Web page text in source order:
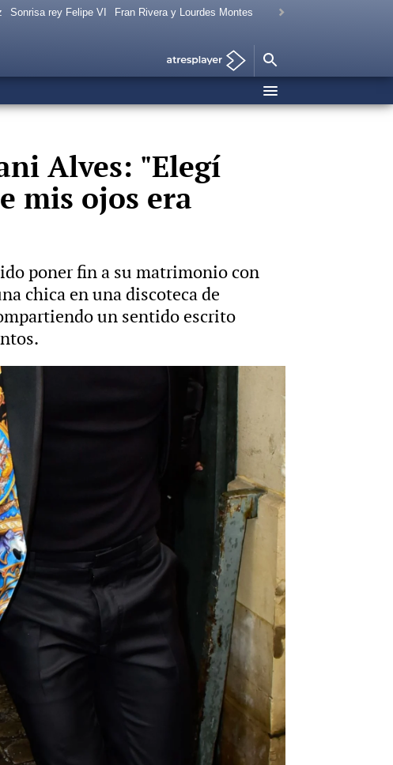
Sonrisa rey Felipe VI Fran Rivera y Lourdes Montes
Alves: "Elegí
mis ojos era
poner fin a su matrimonio con
chica en una discoteca de
un sentido escrito
que está sufriendo